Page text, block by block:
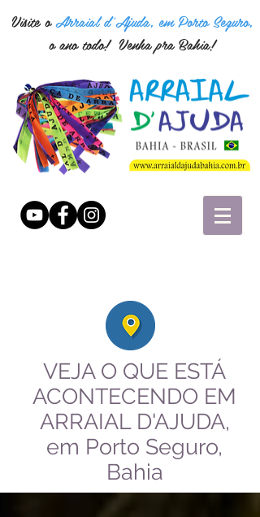
Visite oArraial d'Ajuda, em Porto Seguro,
o ano todo! Venha pra Bahia!
VEJA O QUE ESTÁ
ACONTECENDO EM
ARRAIAL D'AJUDA,
em Porto Seguro,
Bahia